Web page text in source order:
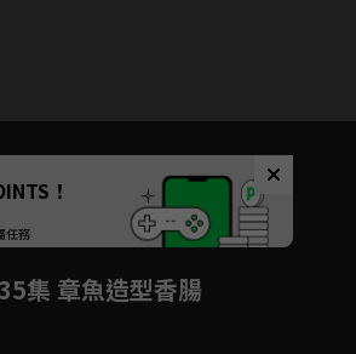
見諒
！
任務
集 章魚造型香腸